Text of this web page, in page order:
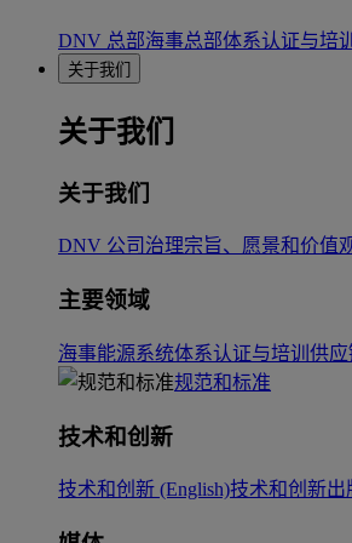
DNV 总部海事总部体系认证与培
关于我们
关于我们
关于我们
DNV 公司治理宗旨、愿景和价值
主要领域
海事能源系统体系认证与培训 供应
规范和标准
技术和创新
技术和创新 (English)技术和创新出